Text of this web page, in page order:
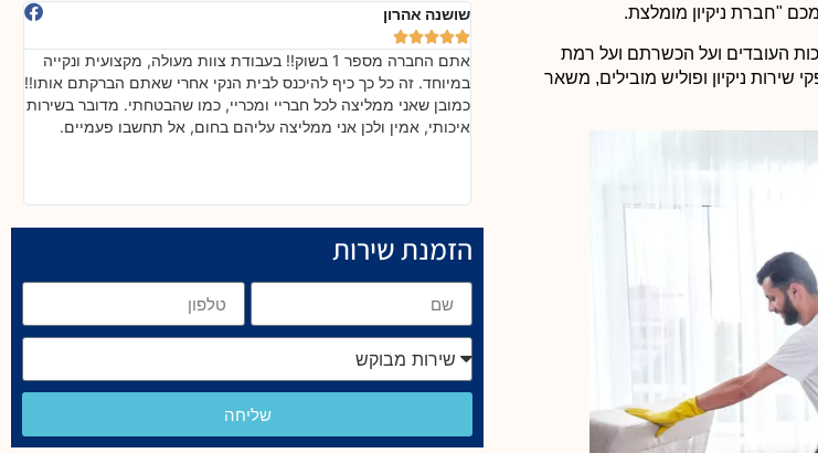
"חברת ניקיון מומלצת.
העובדים ועל הכשרתם ועל רמת
ניקיון ופוליש מובילים, משאר
חשוב
חוסר
חמימה
שושנה אהרון
אתם החברה מספר 1 בשוק!! בעבודת צוות מעולה, מקצועית ונקייה
במיוחד. זה כל כך כיף להיכנס לבית הנקי אחרי שאתם הברקתם אותו!!
כמובן שאני ממליצה לכל חבריי ומכריי, כמו שהבטחתי. מדובר בשירות
איכותי, אמין ולכן אני ממליצה עליהם בחום, אל תחשבו פעמיים.
ליחס כזה אדיב והוגן לא ציפיתי.
עובדים ברמה מקצועית, נהדרת
בסופו של היום קיבלנו המון טיפים
הלב. הלוואי שכל החברות יתנהלו כפי
הזמנת שירות
שליחה